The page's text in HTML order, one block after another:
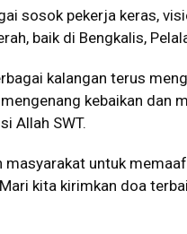
sosok pekerja keras,
baik di Bengkalis,
kalangan terus
kebaikan dan
Allah SWT.
masyarakat untuk
kita kirimkan doa